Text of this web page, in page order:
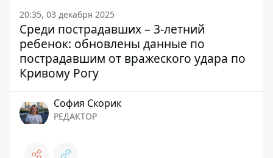
20:35, 03 декабря 2025
Среди пострадавших – 3-летний
ребенок: обновлены данные по
пострадавшим от вражеского удара по
Кривому Рогу
София Скорик
РЕДАКТОР